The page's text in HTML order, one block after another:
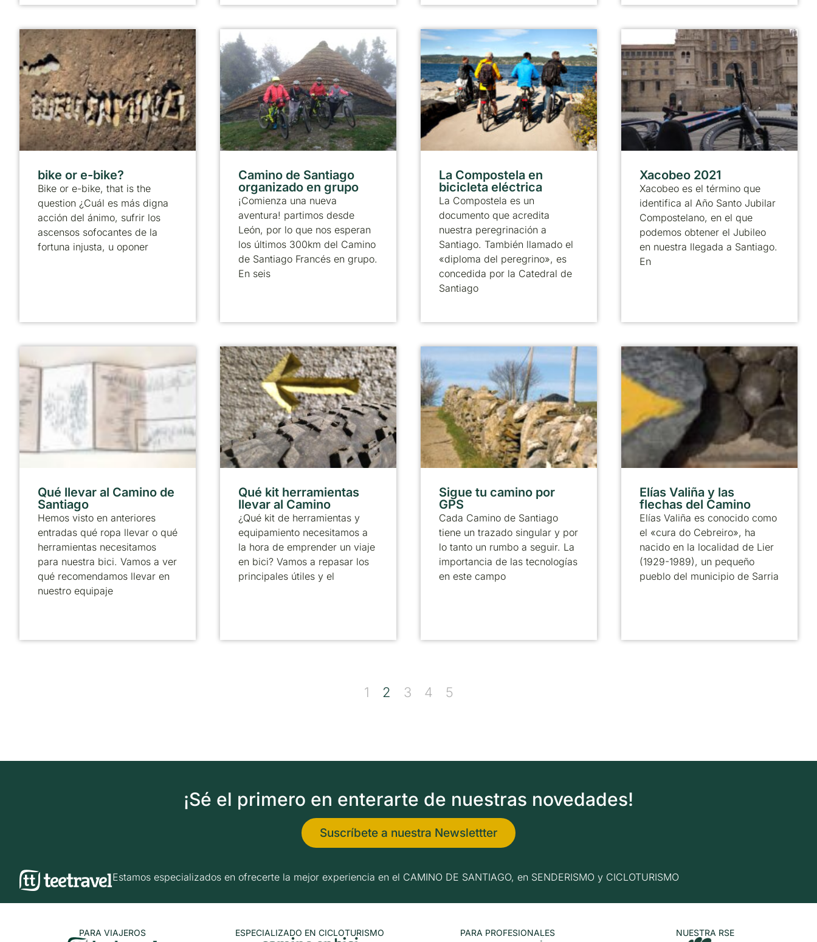
bike or e-bike?
Bike or e-bike, that is the
question ¿Cuál es más digna
acción del ánimo, sufrir los
ascensos sofocantes de la
fortuna injusta, u oponer
Camino de Santiago
organizado en grupo
¡Comienza una nueva
aventura! partimos desde
León, por lo que nos esperan
los últimos 300km del Camino
de Santiago Francés en grupo.
En seis
La Compostela en
bicicleta eléctrica
La Compostela es un
documento que acredita
nuestra peregrinación a
Santiago. También llamado el
«diploma del peregrino», es
concedida por la Catedral de
Santiago
Xacobeo 2021
Xacobeo es el término que
identifica al Año Santo Jubilar
Compostelano, en el que
podemos obtener el Jubileo
en nuestra llegada a Santiago.
En
Qué llevar al Camino de
Santiago
Hemos visto en anteriores
entradas qué ropa llevar o qué
herramientas necesitamos
para nuestra bici. Vamos a ver
qué recomendamos llevar en
nuestro equipaje
Qué kit herramientas
llevar al Camino
¿Qué kit de herramientas y
equipamiento necesitamos a
la hora de emprender un viaje
en bici? Vamos a repasar los
principales útiles y el
Sigue tu camino por
GPS
Cada Camino de Santiago
tiene un trazado singular y por
lo tanto un rumbo a seguir. La
importancia de las tecnologías
en este campo
Elías Valiña y las
flechas del Camino
Elías Valiña es conocido como
el «cura do Cebreiro», ha
nacido en la localidad de Lier
(1929-1989), un pequeño
pueblo del municipio de Sarria
1 2 3 4 5
¡Sé el primero en enterarte de nuestras novedades!
Suscríbete a nuestra Newslettter
Estamos especializados en ofrecerte la mejor experiencia en el CAMINO DE SANTIAGO, en SENDERISMO y CICLOTURISMO
PARA VIAJEROS ESPECIALIZADO EN CICLOTURISMO PARA PROFESIONALES NUESTRA RSE